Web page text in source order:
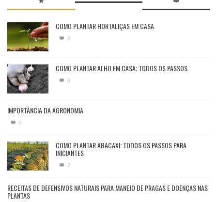
COMO PLANTAR HORTALIÇAS EM CASA
0
COMO PLANTAR ALHO EM CASA; TODOS OS PASSOS
0
IMPORTÂNCIA DA AGRONOMIA
0
COMO PLANTAR ABACAXI: TODOS OS PASSOS PARA
INICIANTES
2
RECEITAS DE DEFENSIVOS NATURAIS PARA MANEJO DE PRAGAS E DOENÇAS NAS
PLANTAS